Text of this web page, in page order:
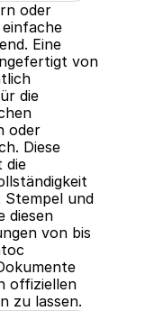
oder
Eine
von
die
oder
Diese
die
und
diesen
von bis
offiziellen
zu lassen.